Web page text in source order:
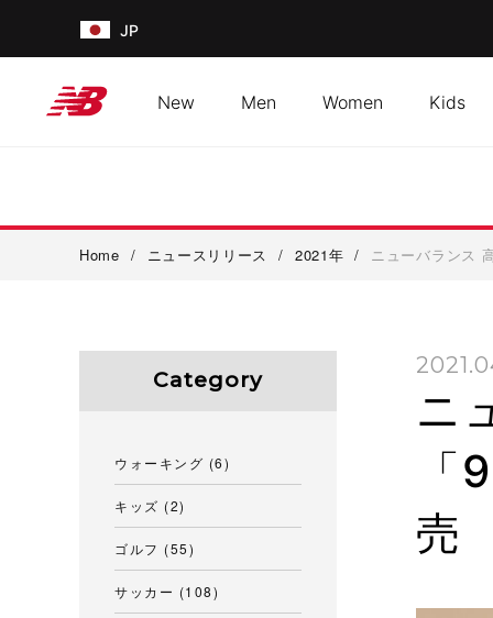
JP
New Men Women Kids
Home / ニュースリリース / 2021年 / ニューバランス
ニ
売
Category
ウォーキング (6)
キッズ (2)
ゴルフ (55)
サッカー (108)